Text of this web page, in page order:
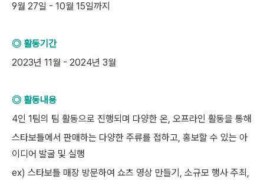
9월 27일 - 10월 15일까지
◎ 활동기간
2023년 11월 - 2024년 3월
◎ 활동내용
4인 1팀의 팀 활동으로 진행되며 다양한 온, 오프라인 활동을 통해
스타보틀에서 판매하는 다양한 주류를 접하고, 홍보할 수 있는 아
이디어 발굴 및 실행
ex) 스타보틀 매장 방문하여 쇼츠 영상 만들기, 소규모 행사 주최,